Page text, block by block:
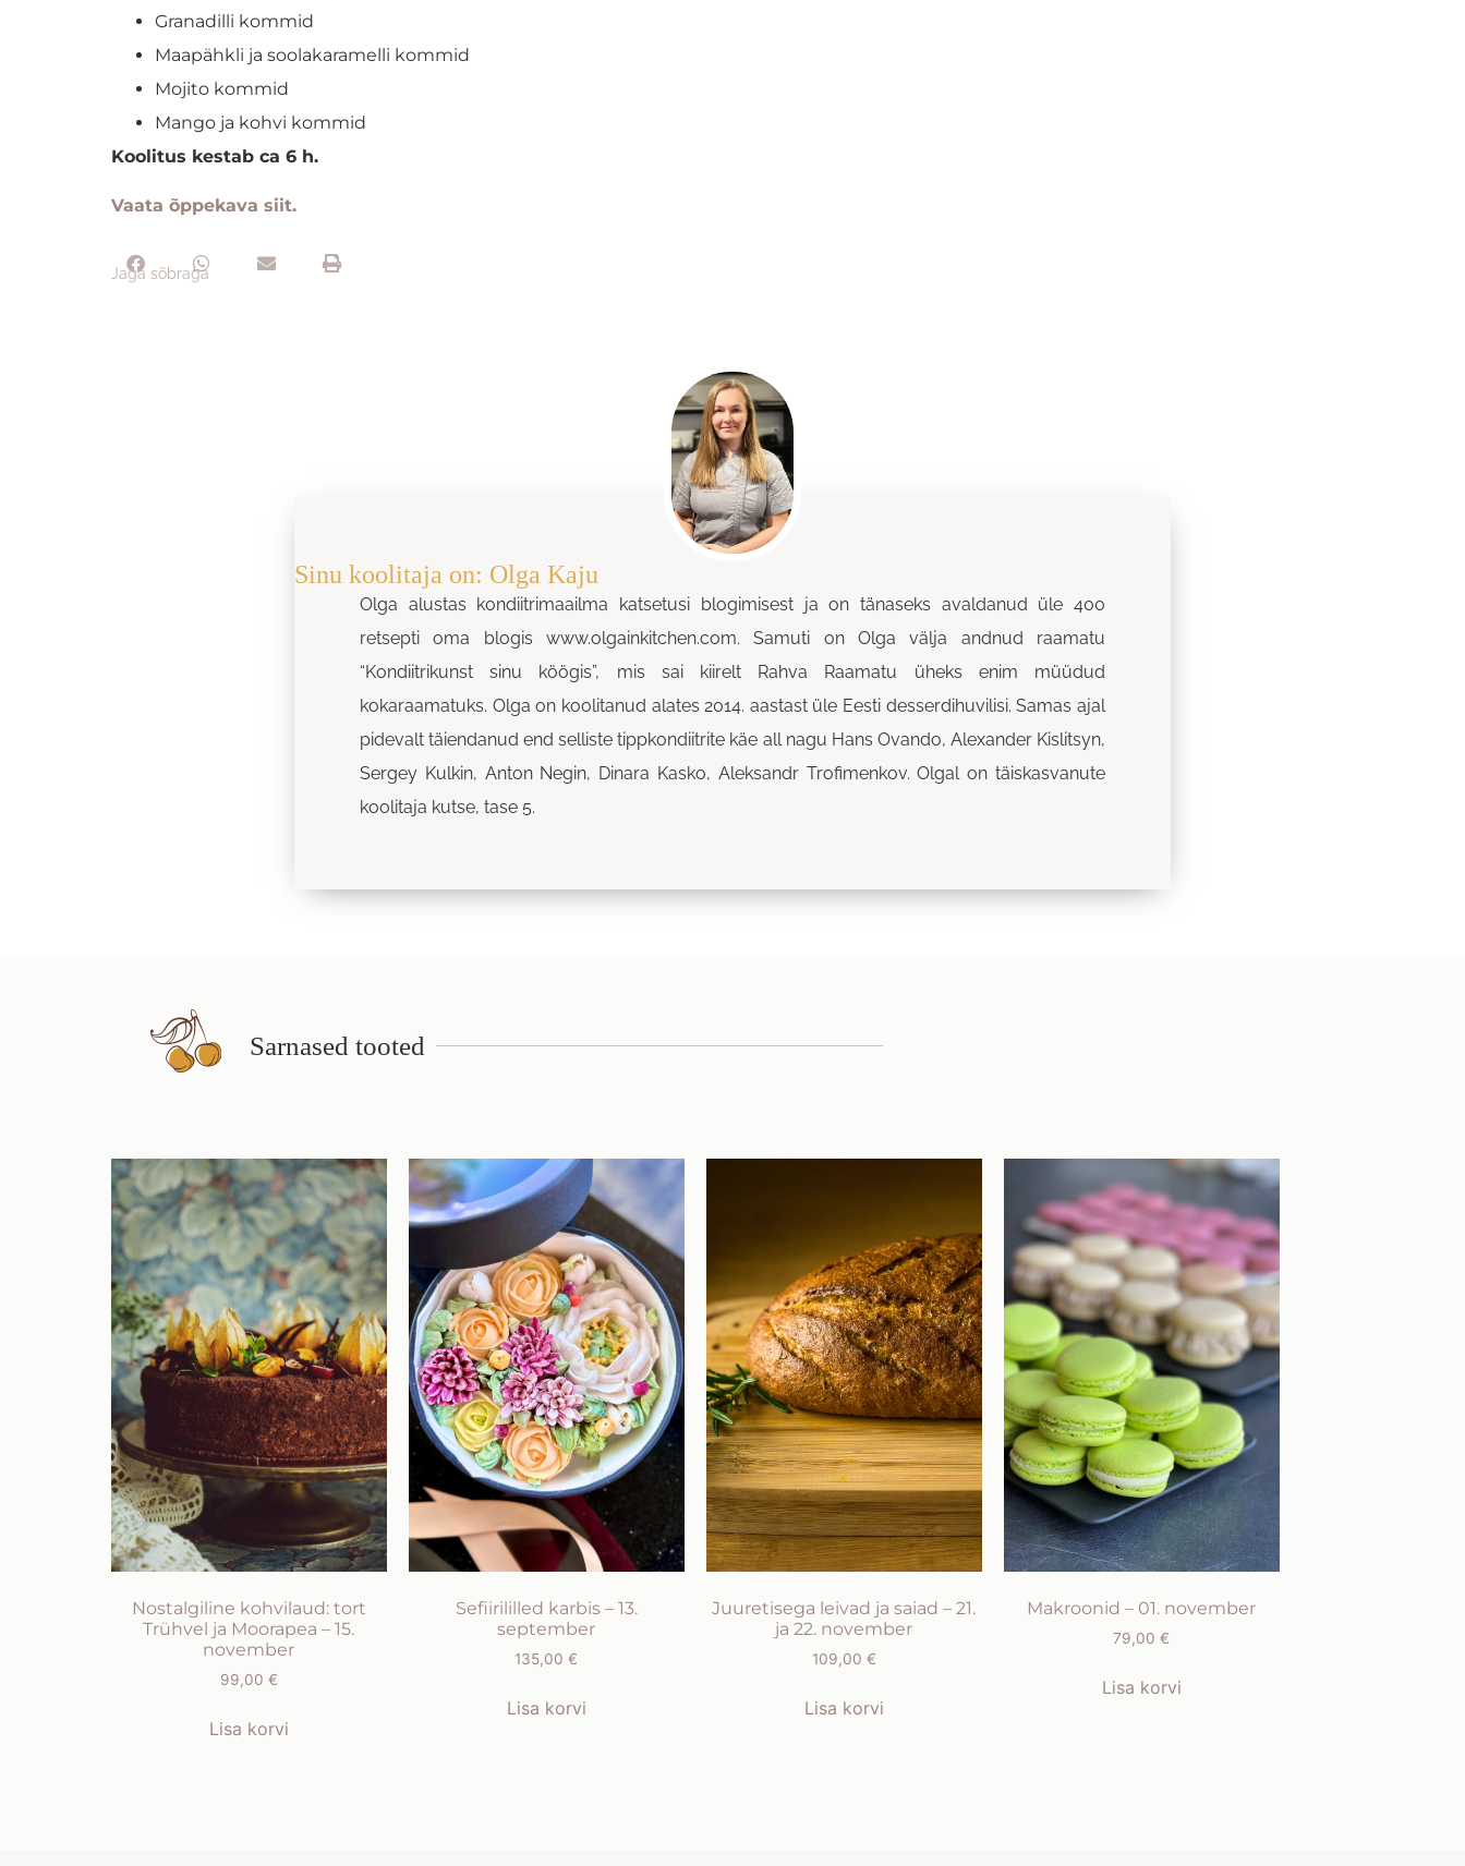
Granadilli kommid
Maapähkli ja soolakaramelli kommid
Mojito kommid
Mango ja kohvi kommid
Koolitus kestab ca 6 h.
Vaata õppekava siit.
Jaga sõbraga
Sinu koolitaja on: Olga Kaju
Olga alustas kondiitrimaailma katsetusi blogimisest ja on tänaseks avaldanud üle 400
retsepti oma blogis www.olgainkitchen.com. Samuti on Olga välja andnud raamatu
“Kondiitrikunst sinu köögis”, mis sai kiirelt Rahva Raamatu üheks enim müüdud
kokaraamatuks. Olga on koolitanud alates 2014. aastast üle Eesti desserdihuvilisi. Samas ajal
pidevalt täiendanud end selliste tippkondiitrite käe all nagu Hans Ovando, Alexander Kislitsyn,
Sergey Kulkin, Anton Negin, Dinara Kasko, Aleksandr Trofimenkov. Olgal on täiskasvanute
koolitaja kutse, tase 5.
Sarnased tooted
Nostalgiline kohvilaud: tort
Trühvel ja Moorapea – 15.
november
99,00 €
Lisa korvi
Sefiirililled karbis – 13.
september
135,00€
Lisa korvi
Juuretisega leivad ja saiad – 21.
ja 22. november
109,00 €
Lisa korvi
Makroonid – 01. november
79,00€
Lisa korvi